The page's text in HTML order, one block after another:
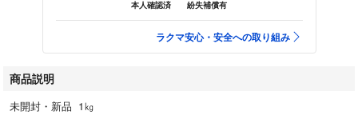
本人確認済 紛失補償有
ラクマ安心・安全への取り組み
商品説明
未開封・新品 1㎏